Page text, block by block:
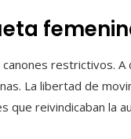
restrictivos.
La libertad de
que reivindicaban la